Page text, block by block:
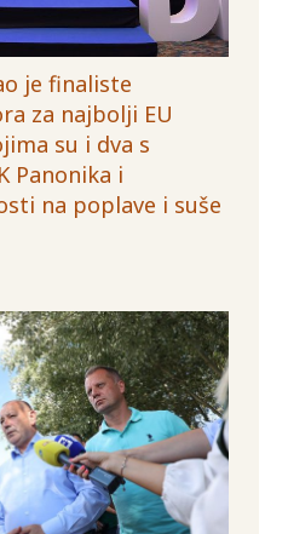
je finaliste
za najbolji EU
su i dva s
Panonika i
na poplave i suše